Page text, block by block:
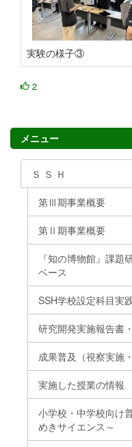
実験の様子③
2
メニュー
Ｓ Ｓ Ｈ
第Ⅲ期事業概要
第Ⅱ期事業概要
『知の博物館』課題
ベース
SSH学校設定科目実
研究開発実施報告書
成果普及（視察実施
実施した授業の情報
小学校・中学校向け
めきサイエンス～